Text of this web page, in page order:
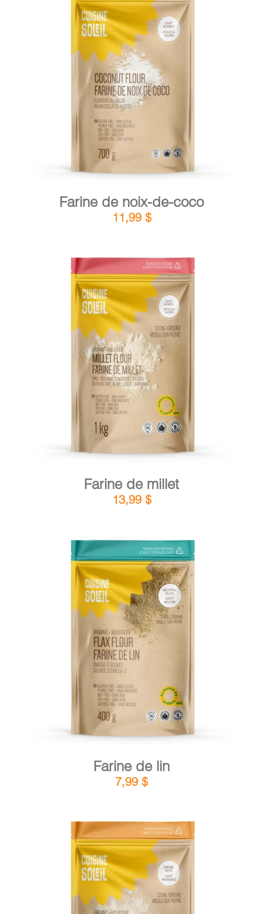
AJOUTER AU PANIER / DÉTAILS
Farine de noix-de-coco
11,99 $
AJOUTER AU PANIER / DÉTAILS
Farine de millet
13,99 $
AJOUTER AU PANIER /
Farine de lin
7,99 $